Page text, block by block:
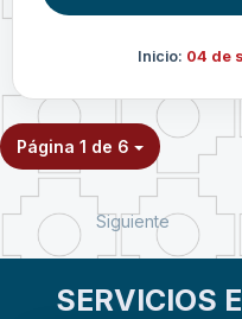
Inicio: 04 de
Página 1 de 6
Siguiente
SERVICIOS